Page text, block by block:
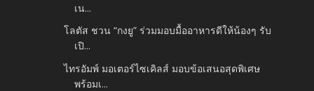
เน...
โลตัส ชวน “กงยู” ร่วมมอบมื้ออาหารดีให้น้องๆ รับ
เปิ...
ไทรอัมพ์ มอเตอร์ไซเคิลส์ มอบข้อเสนอสุดพิเศษ
พร้อมเ...